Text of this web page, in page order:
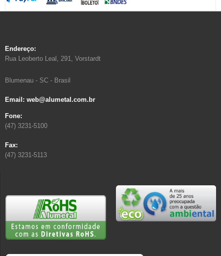
Endereço:
Rua Leoberto Leal, 291, Vorstardt
Blumenau - SC - Brasil
Email: web@alumetal.com.br
Fone:
(47) 3231-5100
Fax:
(47) 3231-5113